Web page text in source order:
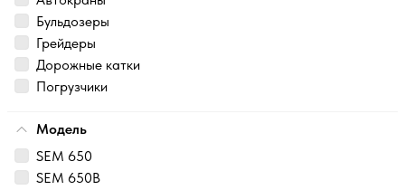
Бульдозеры
Грейдеры
Дорожные катки
Погрузчики
Модель
SEM 650
SEM 650B